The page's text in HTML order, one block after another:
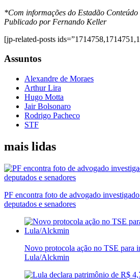
*Com informações do Estadão Conteúdo
Publicado por Fernando Keller
[jp-related-posts
Assuntos
Alexandre de Moraes
Arthur Lira
Hugo Motta
Jair Bolsonaro
Rodrigo Pacheco
STF
mais lidas
PF encontra foto de advogado
deputados e senadores
Novo protocola ação no TSE para
Lula/Alckmin